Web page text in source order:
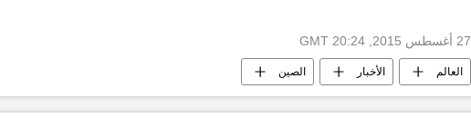
27 أغسطس 2015, 20:24 GMT
العالم الأخبار الصين